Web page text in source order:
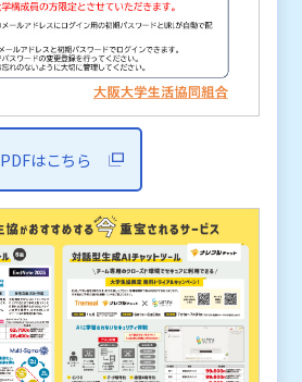
PDFはこちら